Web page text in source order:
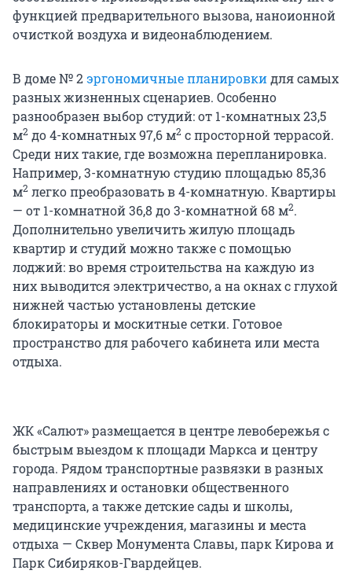
функцией предварительного вызова, наноионной
очисткой воздуха и видеонаблюдением.
В доме № 2эргономичные планировкидля самых
разных жизненных сценариев. Особенно
разнообразен выбор студий: от 1-комнатных 23,5
м2 до 4-комнатных 97,6 м2 с просторной террасой.
Среди них такие, где возможна перепланировка.
Например, 3-комнатную студию площадью 85,36
м2 легко преобразовать в 4-комнатную. Квартиры
— от 1-комнатной 36,8 до 3-комнатной 68 м2.
Дополнительно увеличить жилую площадь
квартир и студий можно также с помощью
лоджий: во время строительства на каждую из
них выводится электричество, а на окнах с глухой
нижней частью установлены детские
блокираторы и москитные сетки. Готовое
пространство для рабочего кабинета или места
отдыха.
ЖК «Салют» размещается в центре левобережья с
быстрым выездом к площади Маркса и центру
города. Рядом транспортные развязки в разных
направлениях и остановки общественного
транспорта, а также детские сады и школы,
медицинские учреждения, магазины и места
отдыха — Сквер Монумента Славы, парк Кирова и
Парк Сибиряков-Гвардейцев.